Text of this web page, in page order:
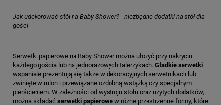
Jak udekorować stół na Baby Shower? - niezbędne dodatki na stół dla
gości
Serwetki papierowe na Baby Shower można ułożyć przy nakryciu
każdego gościa lub na jednorazowych talerzykach. Gładkie serwetki
wspaniale prezentują się także w dekoracyjnych serwetnikach lub
zwinięte w rulon i przewiązane ozdobną wstążką czy specjalnym
pierścieniem. W zależności od wystroju stołu oraz użytych dodatków,
można składać serwetki papierowe w różne przestrzenne formy, które